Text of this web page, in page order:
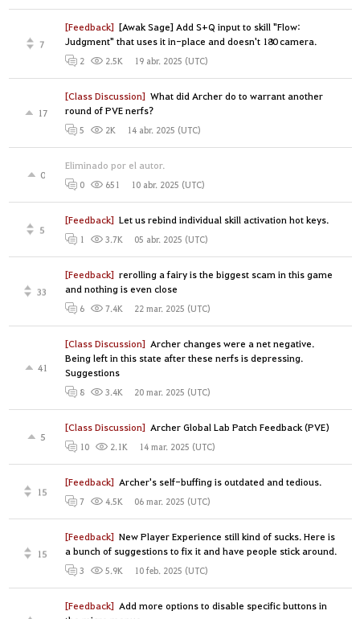
[Feedback] [Awak Sage] Add S+Q input to skill "Flow:
Judgment" that uses it in-place and doesn't 180 camera.
7
2 2.5K 19 abr. 2025 (UTC)
[Class Discussion] What did Archer do to warrant another
round of PVE nerfs?
17
5 2K 14 abr. 2025 (UTC)
Eliminado por el autor.
0
0 651 10 abr. 2025 (UTC)
[Feedback] Let us rebind individual skill activation hot keys.
5
1 3.7K 05 abr. 2025 (UTC)
[Feedback] rerolling a fairy is the biggest scam in this game
and nothing is even close
33
6 7.4K 22 mar. 2025 (UTC)
[Class Discussion] Archer changes were a net negative.
Being left in this state after these nerfs is depressing.
Suggestions
41
8 3.4K 20 mar. 2025 (UTC)
[Class Discussion] Archer Global Lab Patch Feedback (PVE)
5
10 2.1K 14 mar. 2025 (UTC)
[Feedback] Archer's self-buffing is outdated and tedious.
15
7 4.5K 06 mar. 2025 (UTC)
[Feedback] New Player Experience still kind of sucks. Here is
a bunch of suggestions to fix it and have people stick around.
15
3 5.9K 10 feb. 2025 (UTC)
[Feedback] Add more options to disable specific buttons in